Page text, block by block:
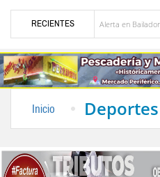
RECIENTES
Alerta en Bailadores: Denuncian
Inicio Deportes